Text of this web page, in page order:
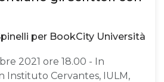
per BookCity Università
2021 ore 18.00 - In
Instituto Cervantes, IULM,